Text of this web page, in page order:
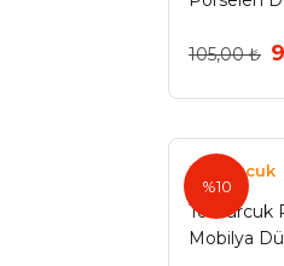
105,00 ₺
%10
Tomurcuk
Tomurcuk
Mobilya